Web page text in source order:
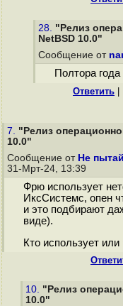
28. "Релиз
NetBSD 10.0"
Сообщение от
Полтора года
Ответить
7. "Релиз
10.0"
Сообщение от Не
31-Мрт-24, 13:39
Фрю использует
ИксСистемс, опен
и это подбирают
виде).
Кто использует
10. "Релиз
10.0"